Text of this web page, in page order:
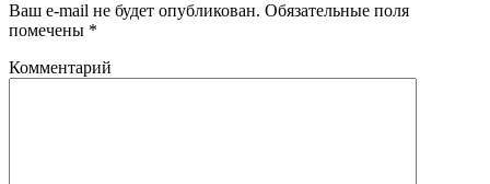
Ваш e-mail не будет опубликован. Обязательные поля
помечены *
Комментарий